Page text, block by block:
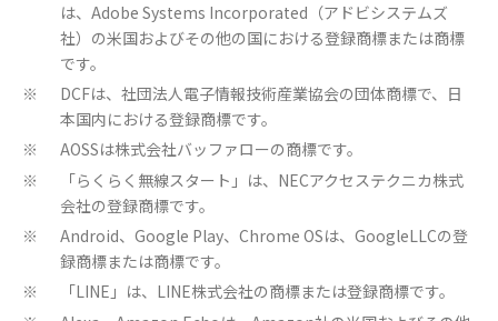
は、Adobe Systems Incorporated（アドビシステムズ
社）の米国およびその他の国における登録商標または商標
です。
※
DCFは、社団法人電子情報技術産業協会の団体商標で、日
本国内における登録商標です。
※ AOSSは株式会社バッファローの商標です。
※
「らくらく無線スタート」は、NECアクセステクニカ株式
会社の登録商標です。
※
Android、Google Play、Chrome OSは、GoogleLLCの登
録商標または商標です。
※ 「LINE」は、LINE株式会社の商標または登録商標です。